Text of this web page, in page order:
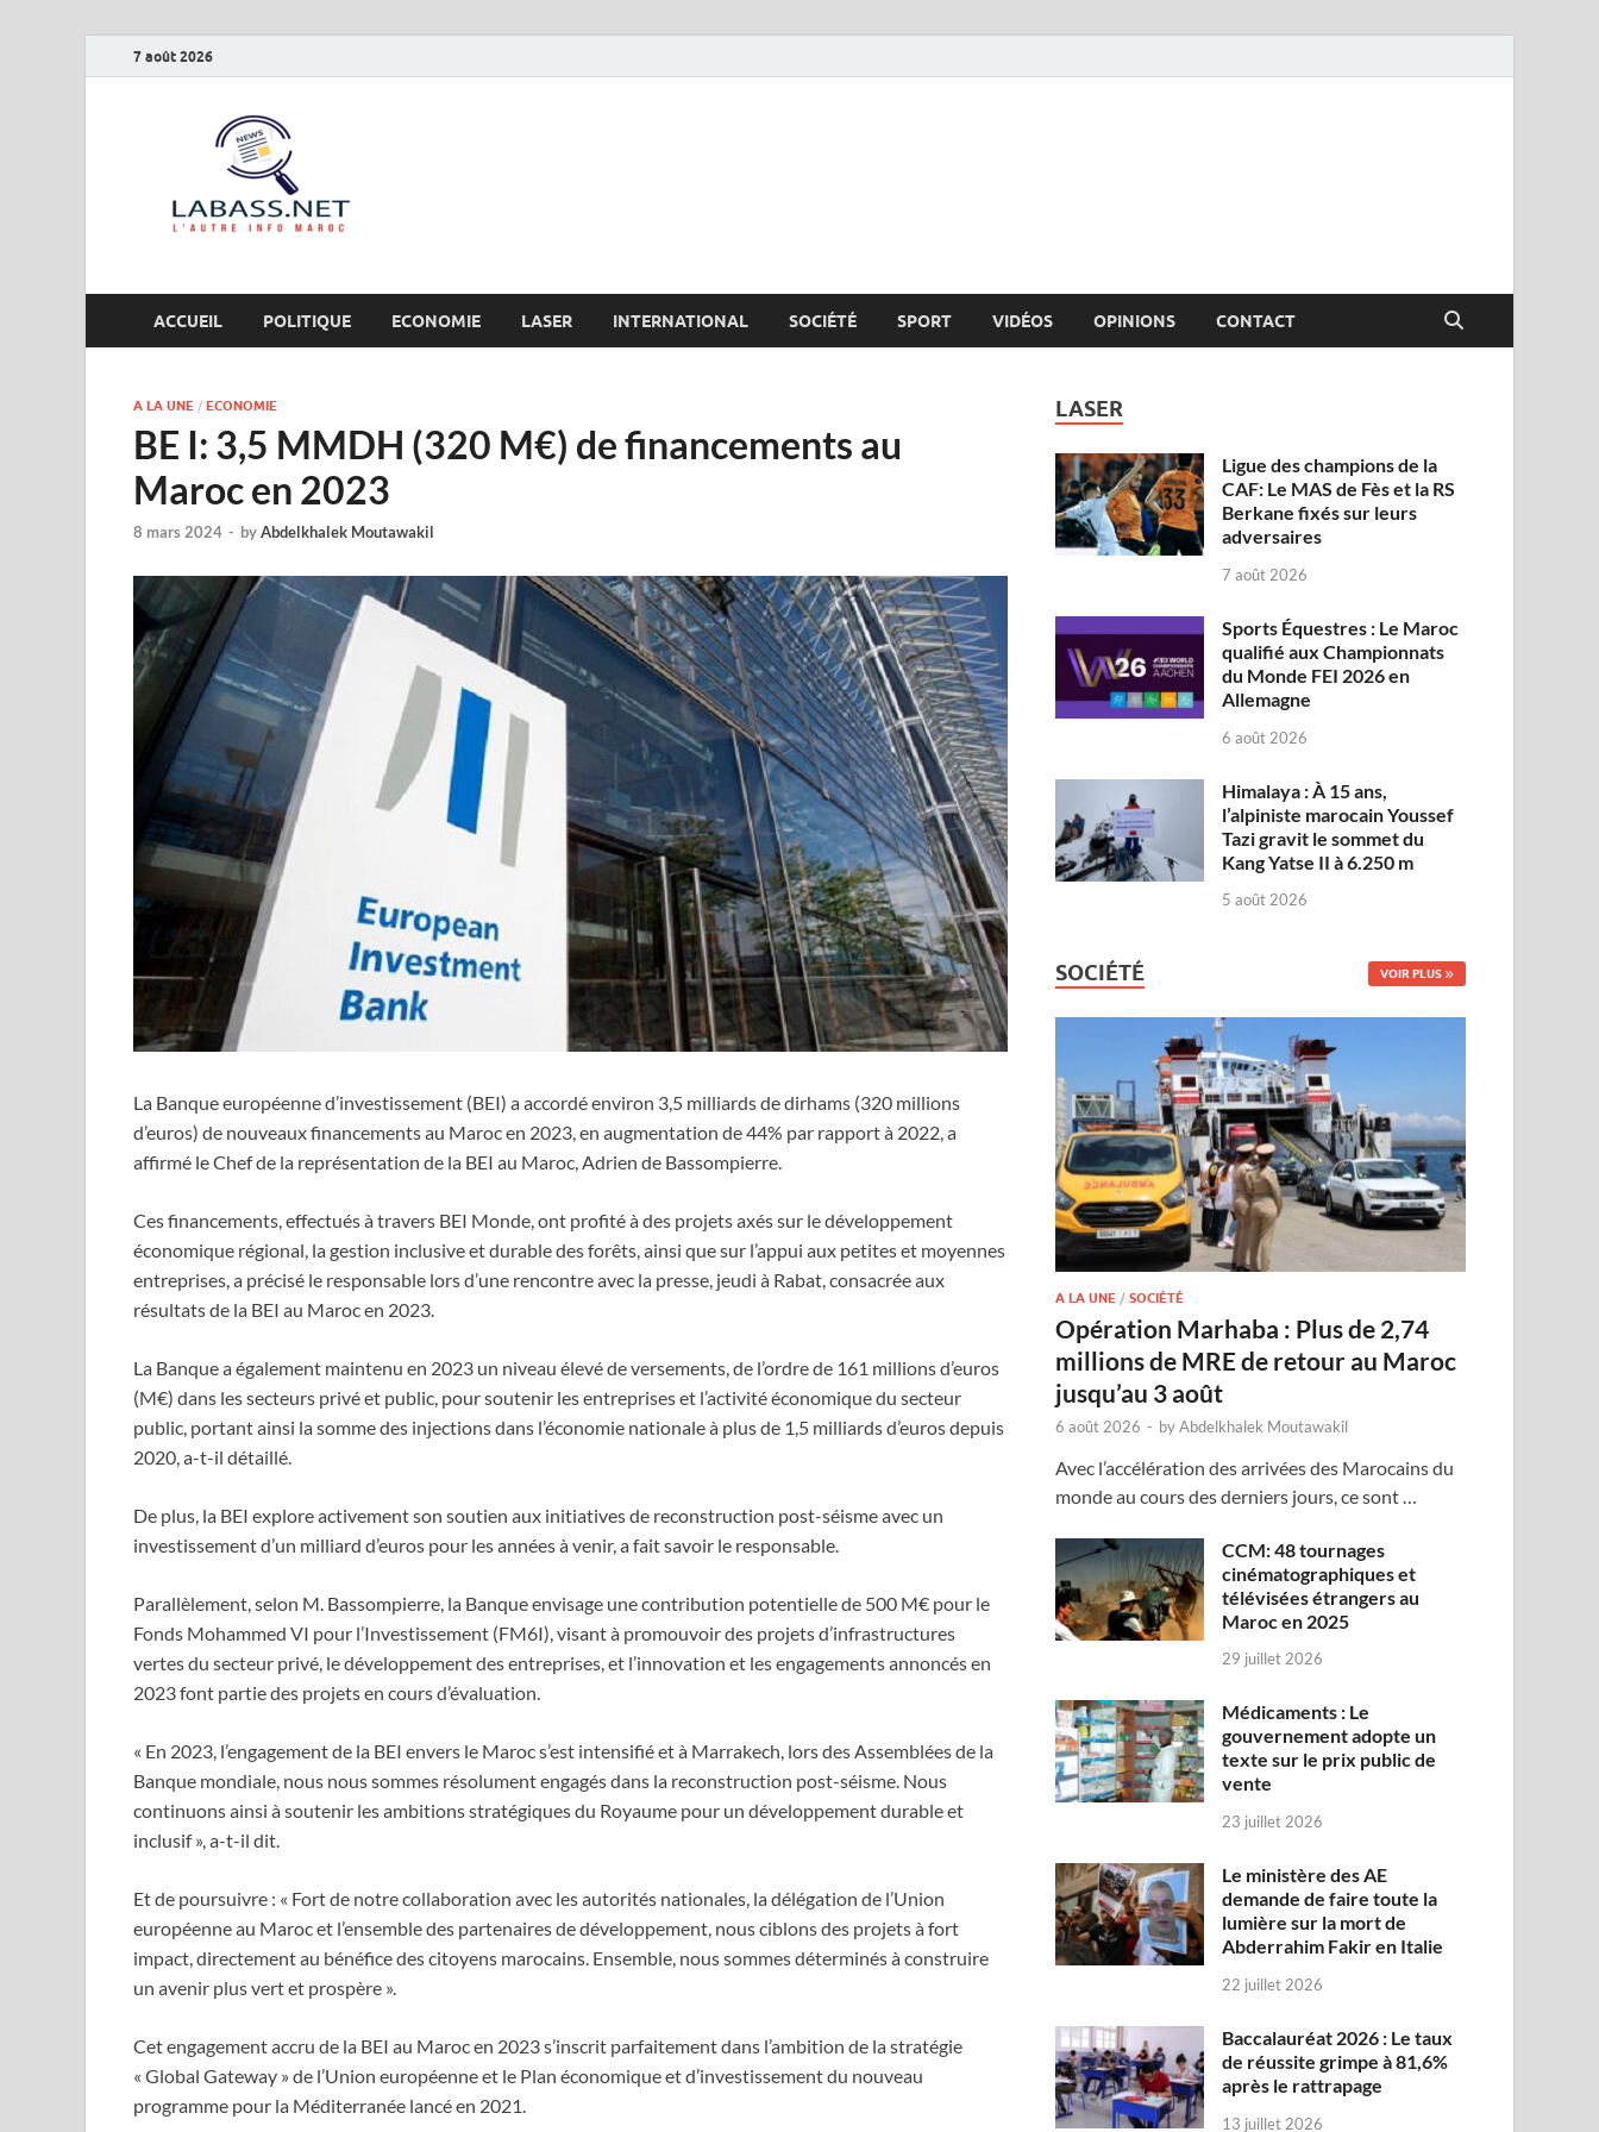
7 août 2026
ACCUEIL POLITIQUE ECONOMIE LASER INTERNATIONAL SOCIÉTÉ SPORT VIDÉOS OPINIONS CONTACT
A LA UNE / ECONOMIE
BE I: 3,5 MMDH (320 M€) de financements au
Maroc en 2023
8 mars 2024 - byAbdelkhalek Moutawakil
La Banque européenne d’investissement (BEI) a accordé environ 3,5 milliards de dirhams (320 millions
d’euros) de nouveaux financements au Maroc en 2023, en augmentation de 44% par rapport à 2022, a
affirmé le Chef de la représentation de la BEI au Maroc, Adrien de Bassompierre.
Ces financements, effectués à travers BEI Monde, ont profité à des projets axés sur le développement
économique régional, la gestion inclusive et durable des forêts, ainsi que sur l’appui aux petites et moyennes
entreprises, a précisé le responsable lors d’une rencontre avec la presse, jeudi à Rabat, consacrée aux
résultats de la BEI au Maroc en 2023.
La Banque a également maintenu en 2023 un niveau élevé de versements, de l’ordre de 161 millions d’euros
(M€) dans les secteurs privé et public, pour soutenir les entreprises et l’activité économique du secteur
public, portant ainsi la somme des injections dans l’économie nationale à plus de 1,5 milliards d’euros depuis
2020, a-t-il détaillé.
De plus, la BEI explore activement son soutien aux initiatives de reconstruction post-séisme avec un
investissement d’un milliard d’euros pour les années à venir, a fait savoir le responsable.
Parallèlement, selon M. Bassompierre, la Banque envisage une contribution potentielle de 500 M€ pour le
Fonds Mohammed VI pour l’Investissement (FM6I), visant à promouvoir des projets d’infrastructures
vertes du secteur privé, le développement des entreprises, et l’innovation et les engagements annoncés en
2023 font partie des projets en cours d’évaluation.
« En 2023, l’engagement de la BEI envers le Maroc s’est intensifié et à Marrakech, lors des Assemblées de la
Banque mondiale, nous nous sommes résolument engagés dans la reconstruction post-séisme. Nous
continuons ainsi à soutenir les ambitions stratégiques du Royaume pour un développement durable et
inclusif », a-t-il dit.
Et de poursuivre : « Fort de notre collaboration avec les autorités nationales, la délégation de l’Union
européenne au Maroc et l’ensemble des partenaires de développement, nous ciblons des projets à fort
impact, directement au bénéfice des citoyens marocains. Ensemble, nous sommes déterminés à construire
un avenir plus vert et prospère ».
Cet engagement accru de la BEI au Maroc en 2023 s’inscrit parfaitement dans l’ambition de la stratégie
« Global Gateway » de l’Union européenne et le Plan économique et d’investissement du nouveau
programme pour la Méditerranée lancé en 2021.
LASER
Ligue des champions de la
CAF: Le MAS de Fès et la RS
Berkane fixés sur leurs
adversaires
7 août 2026
Sports Équestres : Le Maroc
qualifié aux Championnats
du Monde FEI 2026 en
Allemagne
6 août 2026
Himalaya : À 15 ans,
l’alpiniste marocain Youssef
Tazi gravit le sommet du
Kang Yatse II à 6.250 m
5 août 2026
SOCIÉTÉ VOIR PLUS
A LA UNE /SOCIÉTÉ
Opération Marhaba : Plus de 2,74
millions de MRE de retour au Maroc
jusqu’au 3 août
6 août 2026 - byAbdelkhalek Moutawakil
Avec l’accélération des arrivées des Marocains du
monde au cours des derniers jours, ce sont …
CCM: 48 tournages
cinématographiques et
télévisées étrangers au
Maroc en 2025
29 juillet 2026
Médicaments : Le
gouvernement adopte un
texte sur le prix public de
vente
23 juillet 2026
Le ministère des AE
demande de faire toute la
lumière sur la mort de
Abderrahim Fakir en Italie
22 juillet 2026
Baccalauréat 2026 : Le taux
de réussite grimpe à 81,6%
après le rattrapage
13 juillet 2026